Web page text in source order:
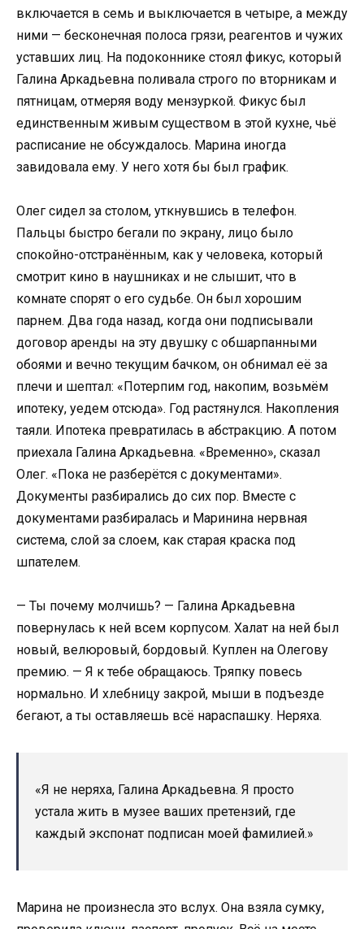
включается в семь и выключается в четыре, а между
ними — бесконечная полоса грязи, реагентов и чужих
уставших лиц. На подоконнике стоял фикус, который
Галина Аркадьевна поливала строго по вторникам и
пятницам, отмеряя воду мензуркой. Фикус был
единственным живым существом в этой кухне, чьё
расписание не обсуждалось. Марина иногда
завидовала ему. У него хотя бы был график.
Олег сидел за столом, уткнувшись в телефон.
Пальцы быстро бегали по экрану, лицо было
спокойно-отстранённым, как у человека, который
смотрит кино в наушниках и не слышит, что в
комнате спорят о его судьбе. Он был хорошим
парнем. Два года назад, когда они подписывали
договор аренды на эту двушку с обшарпанными
обоями и вечно текущим бачком, он обнимал её за
плечи и шептал: «Потерпим год, накопим, возьмём
ипотеку, уедем отсюда». Год растянулся. Накопления
таяли. Ипотека превратилась в абстракцию. А потом
приехала Галина Аркадьевна. «Временно», сказал
Олег. «Пока не разберётся с документами».
Документы разбирались до сих пор. Вместе с
документами разбиралась и Маринина нервная
система, слой за слоем, как старая краска под
шпателем.
— Ты почему молчишь? — Галина Аркадьевна
повернулась к ней всем корпусом. Халат на ней был
новый, велюровый, бордовый. Куплен на Олегову
премию. — Я к тебе обращаюсь. Тряпку повесь
нормально. И хлебницу закрой, мыши в подъезде
бегают, а ты оставляешь всё нараспашку. Неряха.
«Я не неряха, Галина Аркадьевна. Я просто
устала жить в музее ваших претензий, где
каждый экспонат подписан моей фамилией.»
Марина не произнесла это вслух. Она взяла сумку,